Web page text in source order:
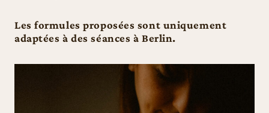
Les formules proposées sont uniquement
adaptées à des séances à Berlin.